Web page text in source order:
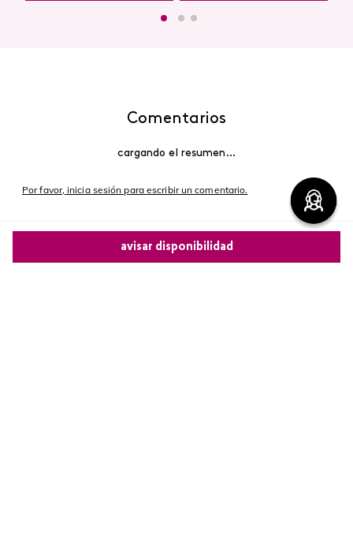
avisar disponibilidad
Comentarios
cargando el resumen…
Por favor, inicia sesión para escribir un comentario.
Más reciente